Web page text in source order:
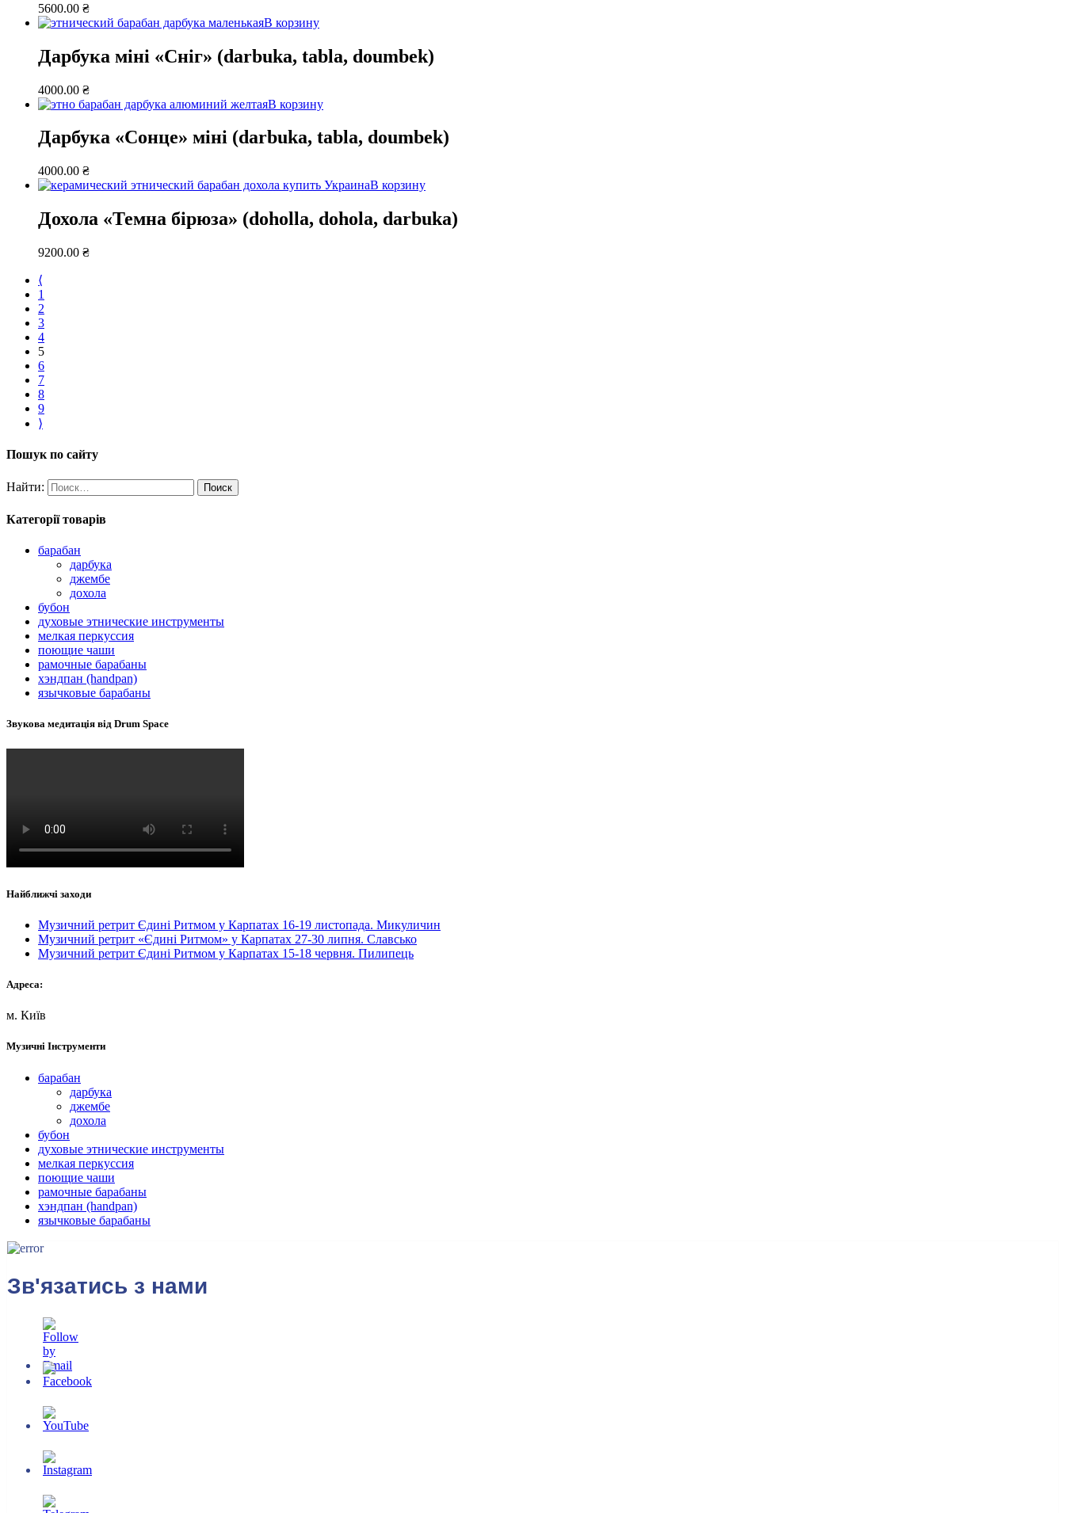
5600.00 ₴
В корзину
Дарбука міні «Сніг» (darbuka, tabla, doumbek)
4000.00 ₴
В корзину
Дарбука «Сонце» міні (darbuka, tabla, doumbek)
4000.00 ₴
В корзину
Дохола «Темна бірюза» (doholla, dohola, darbuka)
9200.00 ₴
⟨
1
2
3
4
5
6
7
8
9
⟩
Пошук по сайту
Найти:
Категорії товарів
барабан
дарбука
джембе
дохола
бубон
духовые этнические инструменты
мелкая перкуссия
поющие чаши
рамочные барабаны
хэндпан (handpan)
язычковые барабаны
Звукова медитація від Drum Space
Найближчі заходи
Музичний ретрит Єдині Ритмом у Карпатах 16-19 листопада. Микуличин
Музичний ретрит «Єдині Ритмом» у Карпатах 27-30 липня. Славсько
Музичний ретрит Єдині Ритмом у Карпатах 15-18 червня. Пилипець
Адреса:
м. Київ
Музичні Інструменти
барабан
дарбука
джембе
дохола
бубон
духовые этнические инструменты
мелкая перкуссия
поющие чаши
рамочные барабаны
хэндпан (handpan)
язычковые барабаны
Зв'язатись з нами